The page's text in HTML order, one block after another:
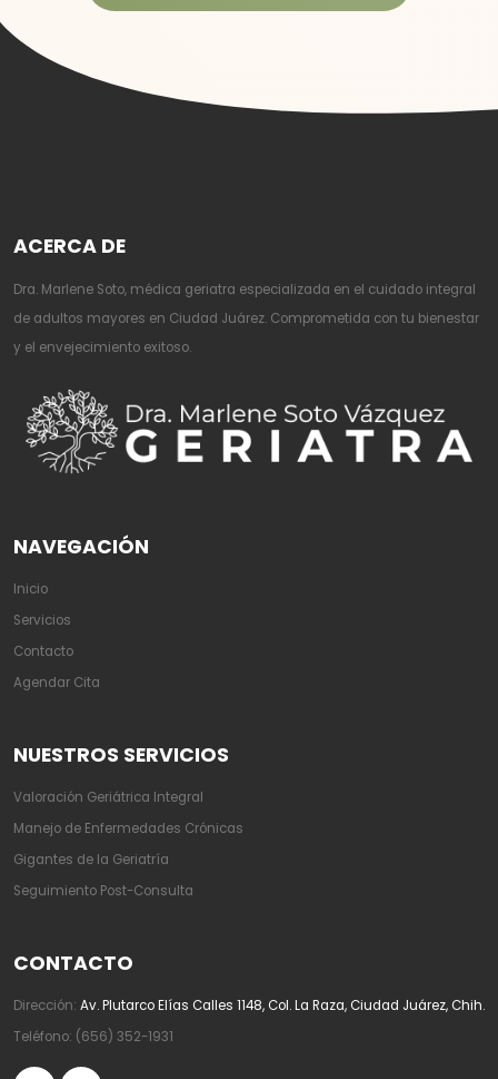
ACERCA DE
Dra. Marlene Soto, médica geriatra especializada en el cuidado integral
de adultos mayores en Ciudad Juárez. Comprometida con tu bienestar
y el envejecimiento exitoso.
NAVEGACIÓN
Inicio
Servicios
Contacto
Agendar Cita
NUESTROS SERVICIOS
Valoración Geriátrica Integral
Manejo de Enfermedades Crónicas
Gigantes de la Geriatría
Seguimiento Post-Consulta
CONTACTO
Dirección: Av. Plutarco Elías Calles 1148, Col. La Raza, Ciudad Juárez, Chih.
Teléfono: (656) 352-1931